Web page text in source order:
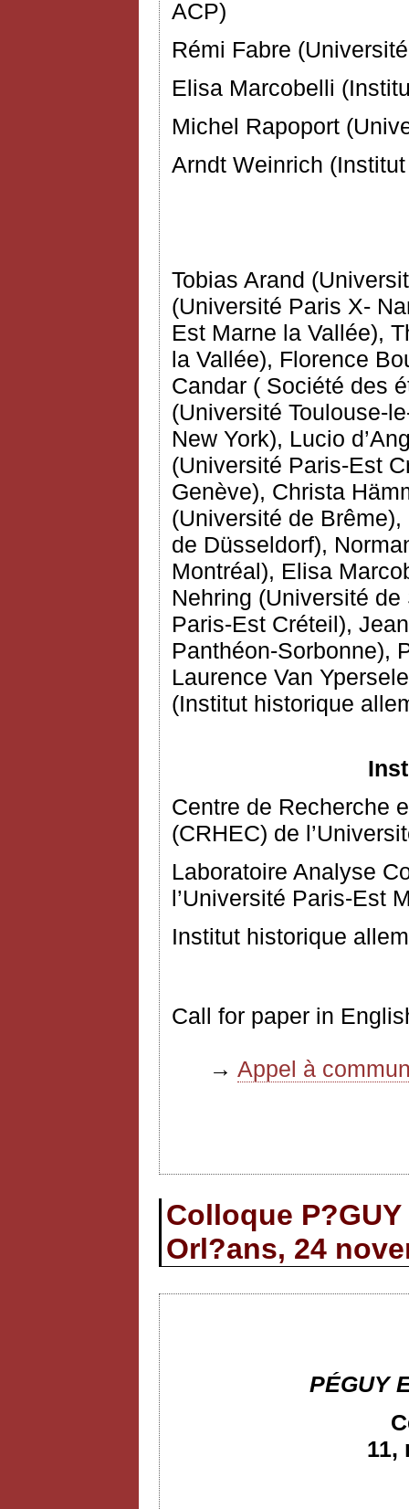
ACP)
Rémi Fabre
Elisa Marcobelli
Michel Rapoport
Arndt Weinrich
Tobias Arand
(Université Paris X-
Est Marne la Vallée),
la Vallée), Florence
Candar ( Société des
(Université Toulouse-
New York), Lucio
(Université Paris-Est
Genève), Christa
(Université de
de Düsseldorf),
Montréal), Elisa
Nehring (Université
Paris-Est Créteil),
Panthéon-Sorbonne),
Laurence Van
(Institut historique
Centre de Recherche
(CRHEC) de
Laboratoire Analyse
l’Université Paris-Est
Institut historique
Call for paper in
→ Appel à
Colloque P?GUY
Orl?ans, 24
PÉGUY
11,